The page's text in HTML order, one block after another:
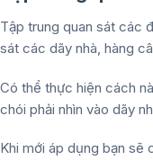
Tập trung quan sát các
sát các dãy nhà, hàng
Có thể thực hiện cách
chói phải nhìn vào dãy
Khi mới áp dụng bạn sẽ